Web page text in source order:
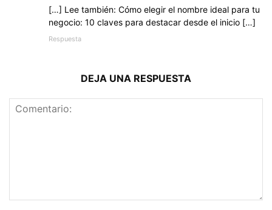
[…] Lee también: Cómo elegir el nombre ideal para tu
negocio: 10 claves para destacar desde el inicio […]
Respuesta
DEJA UNA RESPUESTA